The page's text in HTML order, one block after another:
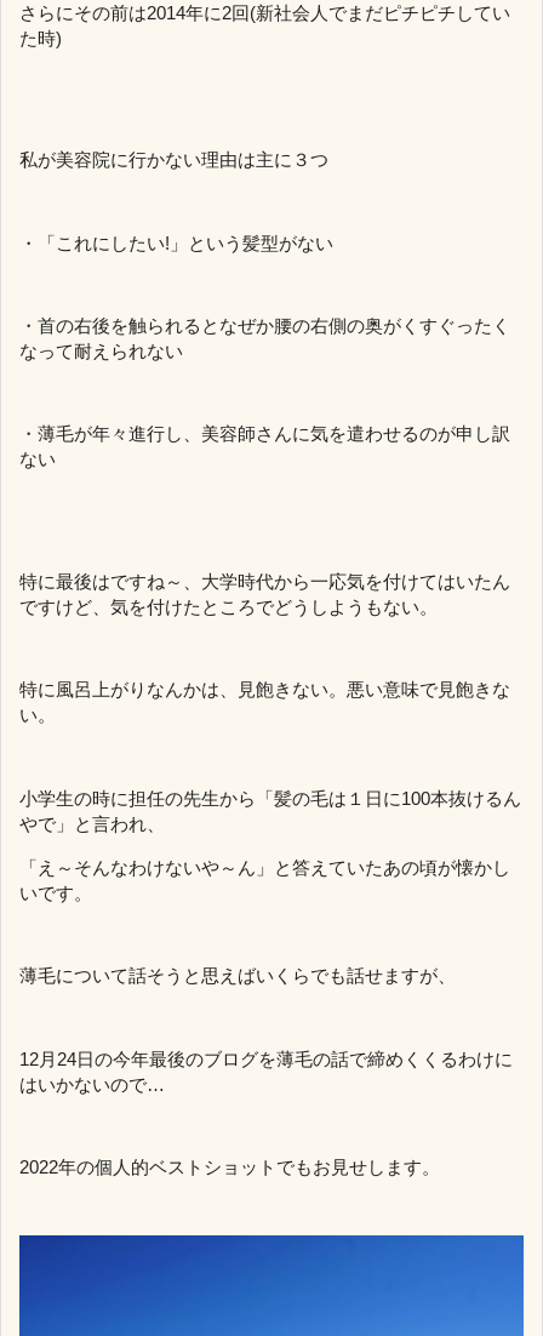
さらにその前は2014年に2回(新社会人でまだピチピチしてい
た時)
私が美容院に行かない理由は主に３つ
・「これにしたい!」という髪型がない
・首の右後を触られるとなぜか腰の右側の奥がくすぐったく
なって耐えられない
・薄毛が年々進行し、美容師さんに気を遣わせるのが申し訳
ない
特に最後はですね～、大学時代から一応気を付けてはいたん
ですけど、気を付けたところでどうしようもない。
特に風呂上がりなんかは、見飽きない。悪い意味で見飽きな
い。
小学生の時に担任の先生から「髪の毛は１日に100本抜けるん
やで」と言われ、
「え～そんなわけないや～ん」と答えていたあの頃が懐かし
いです。
薄毛について話そうと思えばいくらでも話せますが、
12月24日の今年最後のブログを薄毛の話で締めくくるわけに
はいかないので…
2022年の個人的ベストショットでもお見せします。